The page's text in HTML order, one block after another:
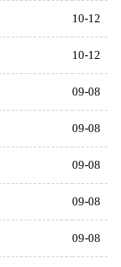
10-12
10-12
09-08
09-08
09-08
09-08
09-08